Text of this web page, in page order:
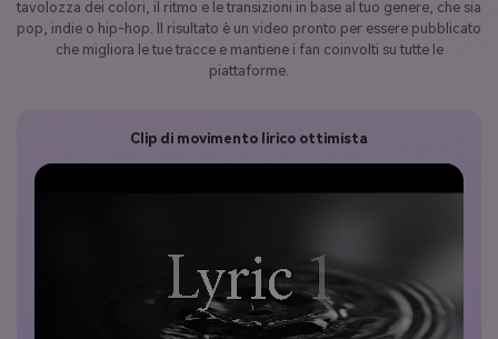
tavolozza dei colori, il ritmo e le transizioni in base al tuo genere, che sia
pop, indie o hip-hop. Il risultato è un video pronto per essere pubblicato
che migliora le tue tracce e mantiene i fan coinvolti su tutte le
piattaforme.
Clip di movimento lirico ottimista